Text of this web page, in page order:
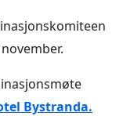
Bystranda.